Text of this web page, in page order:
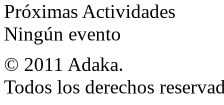
Próximas Actividades
Ningún evento
© 2011 Adaka.
Todos los derechos